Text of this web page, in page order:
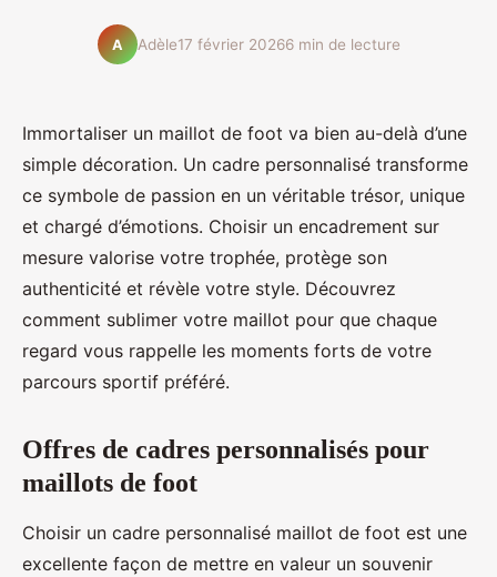
A Adèle17 février 20266 min de lecture
Immortaliser un maillot de foot va bien au-delà d’une
simple décoration. Un cadre personnalisé transforme
ce symbole de passion en un véritable trésor, unique
et chargé d’émotions. Choisir un encadrement sur
mesure valorise votre trophée, protège son
authenticité et révèle votre style. Découvrez
comment sublimer votre maillot pour que chaque
regard vous rappelle les moments forts de votre
parcours sportif préféré.
Offres de cadres personnalisés pour
maillots de foot
Choisir un cadre personnalisé maillot de foot est une
excellente façon de mettre en valeur un souvenir